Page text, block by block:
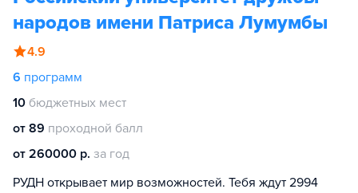
народов имени Патриса Лумумбы
4.9
6 программ
10 бюджетных мест
от 89 проходной балл
от 260000 р. за год
РУДН открывает мир возможностей. Тебя ждут 2994